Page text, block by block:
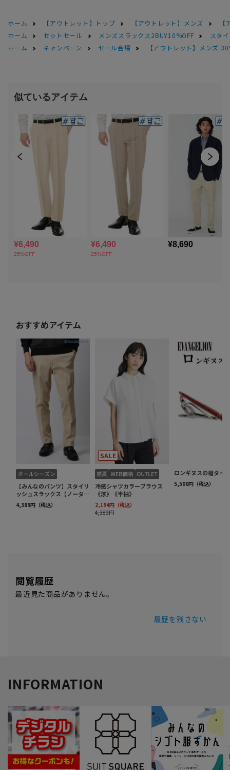
ホーム 【アウトレット】トップ 【アウトレット】メンズ
ホーム
セットセール メンズスラックス2BUY10%OFF
スタ
ホーム
キャンペーン セール会場 【アウトレット】メンズ
閲覧履歴
最近見た商品がありません。
履歴を残さない
INFORMATION